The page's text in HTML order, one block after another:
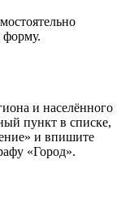
форму.
и населённого
пункт в списке,
и впишите
«Город».